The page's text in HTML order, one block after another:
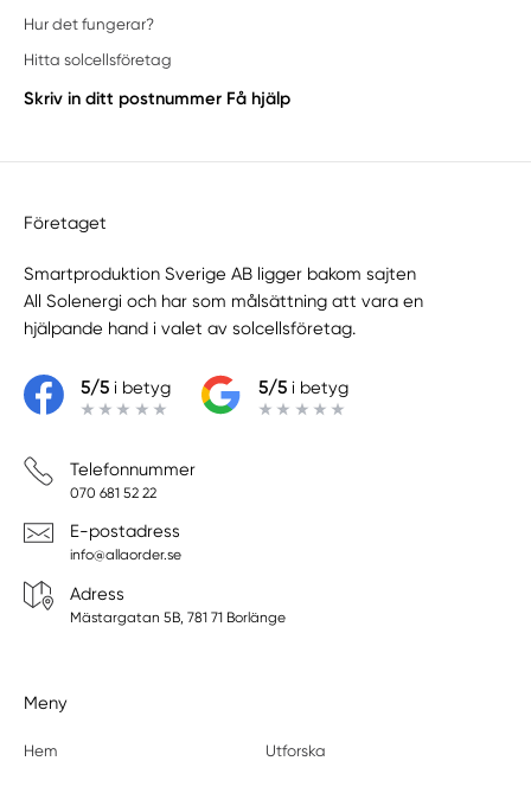
Hur det fungerar?
Hitta solcellsföretag
Skriv in ditt postnummer Få hjälp
Företaget
Smartproduktion Sverige AB ligger bakom sajten
All Solenergi och har som målsättning att vara en
hjälpande hand i valet av solcellsföretag.
5/5i betyg 5/5i betyg
Telefonnummer
070 681 52 22
E-postadress
info@allaorder.se
Adress
Mästargatan 5B, 781 71 Borlänge
Meny
Hem Utforska